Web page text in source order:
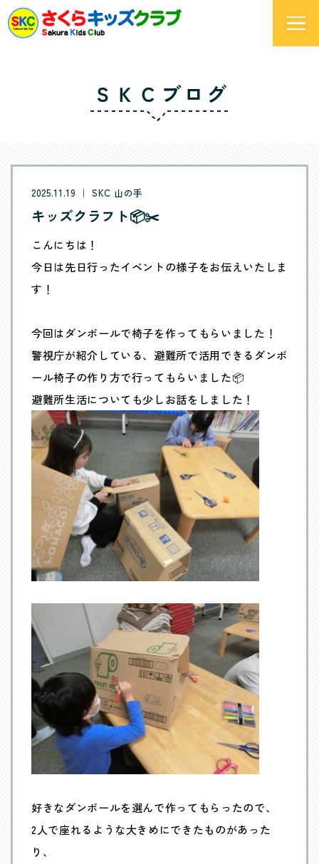
ＳＫＣブログ
2025.11.19 ｜ SKC 山の手
キッズクラフト📦✂️
こんにちは！
今日は先日行ったイベントの様子をお伝えいたしま
す！
今回はダンボールで椅子を作ってもらいました！
警視庁が紹介している、避難所で活用できるダンボ
ール椅子の作り方で行ってもらいました📦
避難所生活についても少しお話をしました！
好きなダンボールを選んで作ってもらったので、
2人で座れるような大きめにできたものがあった
り、